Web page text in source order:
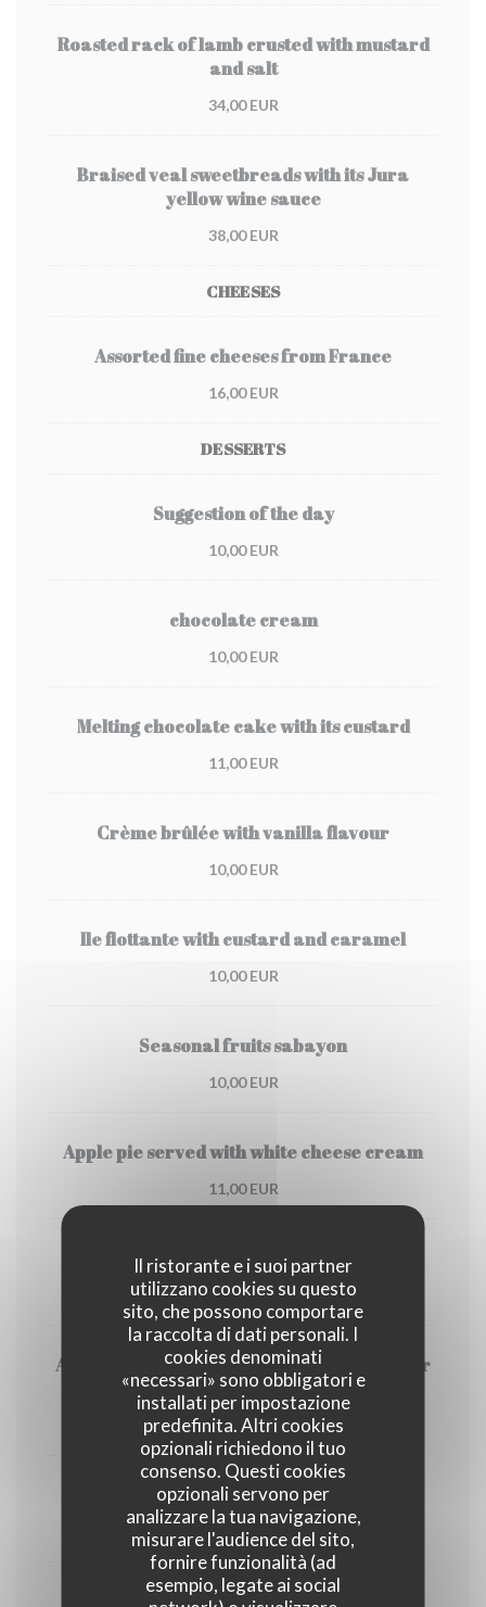
Il ristorante e i suoi partner
utilizzano cookies su questo
sito, che possono comportare
la raccolta di dati personali. I
cookies denominati
«necessari» sono obbligatori e
installati per impostazione
predefinita. Altri cookies
opzionali richiedono il tuo
consenso. Questi cookies
opzionali servono per
analizzare la tua navigazione,
misurare l'audience del sito,
fornire funzionalità (ad
esempio, legate ai social
Roasted rack of lamb crusted with mustard
and salt
34,00 EUR
Braised veal sweetbreads with its Jura
yellow wine sauce
38,00 EUR
CHEESES
Assorted fine cheeses from France
16,00 EUR
DESSERTS
Suggestion of the day
10,00 EUR
chocolate cream
10,00 EUR
Melting chocolate cake with its custard
11,00 EUR
Crème brûlée with vanilla flavour
10,00 EUR
Ile flottante with custard and caramel
10,00 EUR
Seasonal fruits sabayon
10,00 EUR
Apple pie served with white cheese cream
11,00 EUR
Berthillon sorbets and ice-creams
9,50 EUR
Add a scoop of Berthillon ice-cream to your
dessert
3,50 EUR
Coffee or Deca
4,00 EUR
Tea or creme